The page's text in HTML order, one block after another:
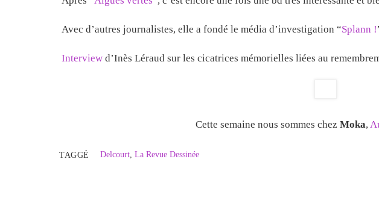
Avec d’autres journalistes, elle a fondé le média d’investigation “Splann !
Interview d’Inès Léraud sur les cicatrices mémorielles liées au
Cette semaine nous sommes chez Moka,
TAGGÉ Delcourt, La Revue Dessinée